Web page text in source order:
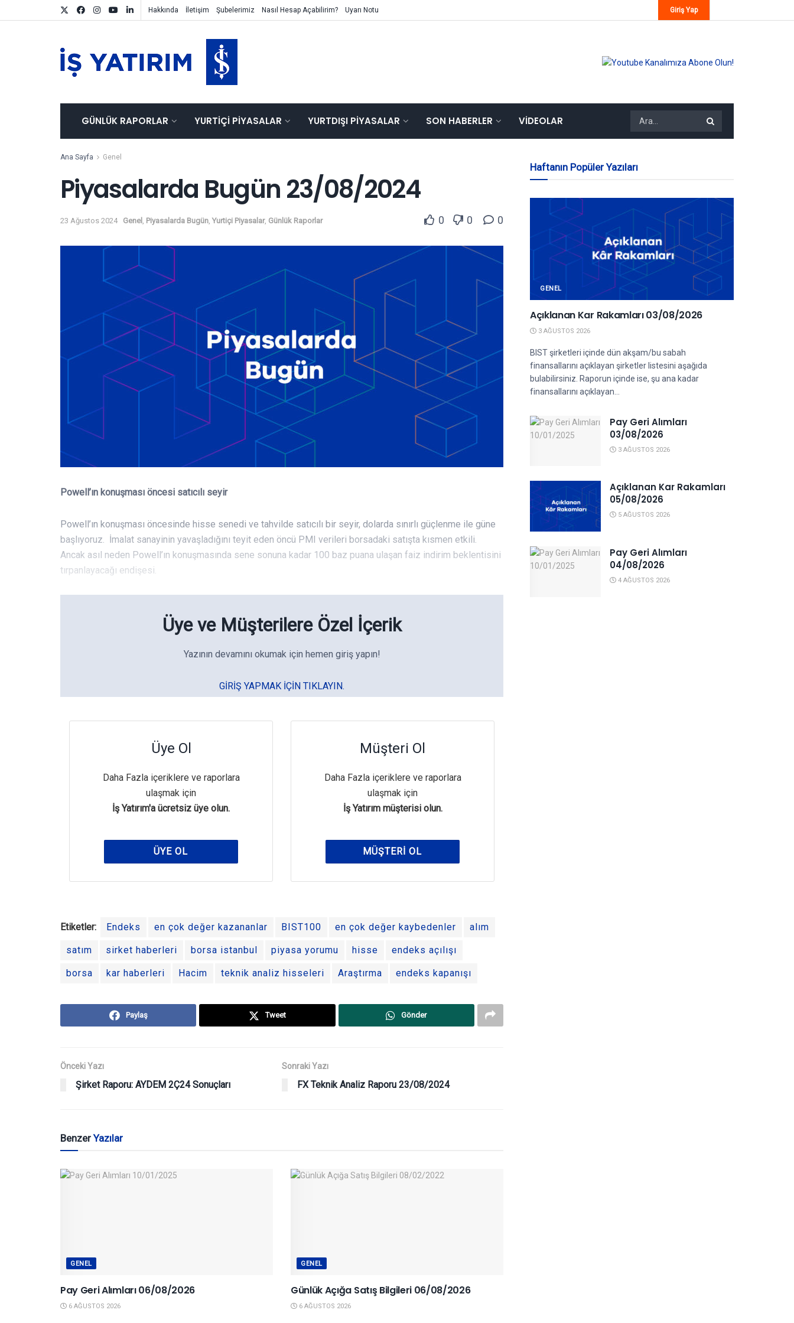
Hakkında İletişim Şubelerimiz Nasıl Hesap Açabilirim? Uyarı Notu Giriş Yap
GÜNLÜK RAPORLAR YURTIÇI PIYASALAR YURTDIŞI PIYASALAR SON HABERLER VIDEOLAR
Ana Sayfa Genel
Piyasalarda Bugün 23/08/2024
23 Ağustos 2024 Genel Piyasalarda Bugün Yurtiçi Piyasalar, Günlük Raporlar 0 0 0
Powell’ın konuşması öncesi satıcılı seyir
Powell’ın konuşması öncesinde hisse senedi ve tahvilde satıcılı bir seyir, dolarda sınırlı güçlenme ile güne
başlıyoruz. İmalat sanayinin yavaşladığını teyit eden öncü PMI verileri borsadaki satışta kısmen etkili.
Ancak asıl neden Powell’ın konuşmasında sene sonuna kadar 100 baz puana ulaşan faiz indirim beklentisini
tırpanlayacağı endişesi.
Üye ve Müşterilere Özel İçerik
Yazının devamını okumak için hemen giriş yapın!
GIRIŞ YAPMAK IÇIN TIKLAYIN.
Üye Ol
Daha Fazla içeriklere ve raporlara
ulaşmak için
İş Yatırım'a ücretsiz üye olun.
ÜYE OL
Müşteri Ol
Daha Fazla içeriklere ve raporlara
ulaşmak için
İş Yatırım müşterisi olun.
MÜŞTERI OL
Etiketler: Endeks en çok değer kazananlar BIST100 en çok değer kaybedenler alım
satım sirket haberleri borsa istanbul piyasa yorumu hisse endeks açılışı
borsa kar haberleri Hacim teknik analiz hisseleri Araştırma endeks kapanışı
Paylaş Tweet Gönder
Önceki Yazı
Şirket Raporu: AYDEM 2Ç24 Sonuçları
Sonraki Yazı
FX Teknik Analiz Raporu 23/08/2024
BenzerYazılar
GENEL
Pay Geri Alımları 06/08/2026
6 AĞUSTOS 2026
GENEL
Günlük Açığa Satış Bilgileri 06/08/2026
6 AĞUSTOS 2026
Haftanın Popüler Yazıları
GENEL
Açıklanan Kar Rakamları 03/08/2026
3 AĞUSTOS 2026
BIST şirketleri içinde dün akşam/bu sabah
finansallarını açıklayan şirketler listesini aşağıda
bulabilirsiniz. Raporun içinde ise, şu ana kadar
finansallarını açıklayan...
Pay Geri Alımları
03/08/2026
3 AĞUSTOS 2026
Açıklanan Kar Rakamları
05/08/2026
5 AĞUSTOS 2026
Pay Geri Alımları
04/08/2026
4 AĞUSTOS 2026